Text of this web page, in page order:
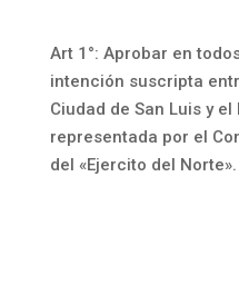
Art 1°: Aprobar en
intención suscripta
Ciudad de San Luis y
representada por el
del «Ejercito del Norte».